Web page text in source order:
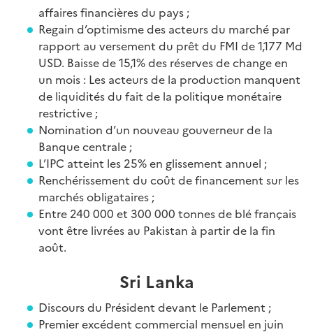
affaires financières du pays ;
Regain d’optimisme des acteurs du marché par
rapport au versement du prêt du FMI de 1,177 Md
USD. Baisse de 15,1% des réserves de change en
un mois : Les acteurs de la production manquent
de liquidités du fait de la politique monétaire
restrictive ;
Nomination d’un nouveau gouverneur de la
Banque centrale ;
L’IPC atteint les 25% en glissement annuel ;
Renchérissement du coût de financement sur les
marchés obligataires ;
Entre 240 000 et 300 000 tonnes de blé français
vont être livrées au Pakistan à partir de la fin
août.
Sri Lanka
Discours du Président devant le Parlement ;
Premier excédent commercial mensuel en juin